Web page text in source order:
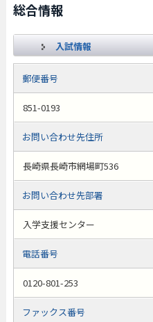
総合情報
入試情報
郵便番号
851-0193
お問い合わせ先住所
長崎県長崎市網場町536
お問い合わせ先部署
入学支援センター
電話番号
0120-801-253
ファックス番号